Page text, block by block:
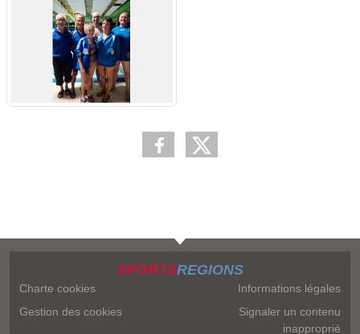
SPORTSREGIONS
Charte cookies
Gestion des cookies
Informations légales
Signaler un contenu
inapproprié